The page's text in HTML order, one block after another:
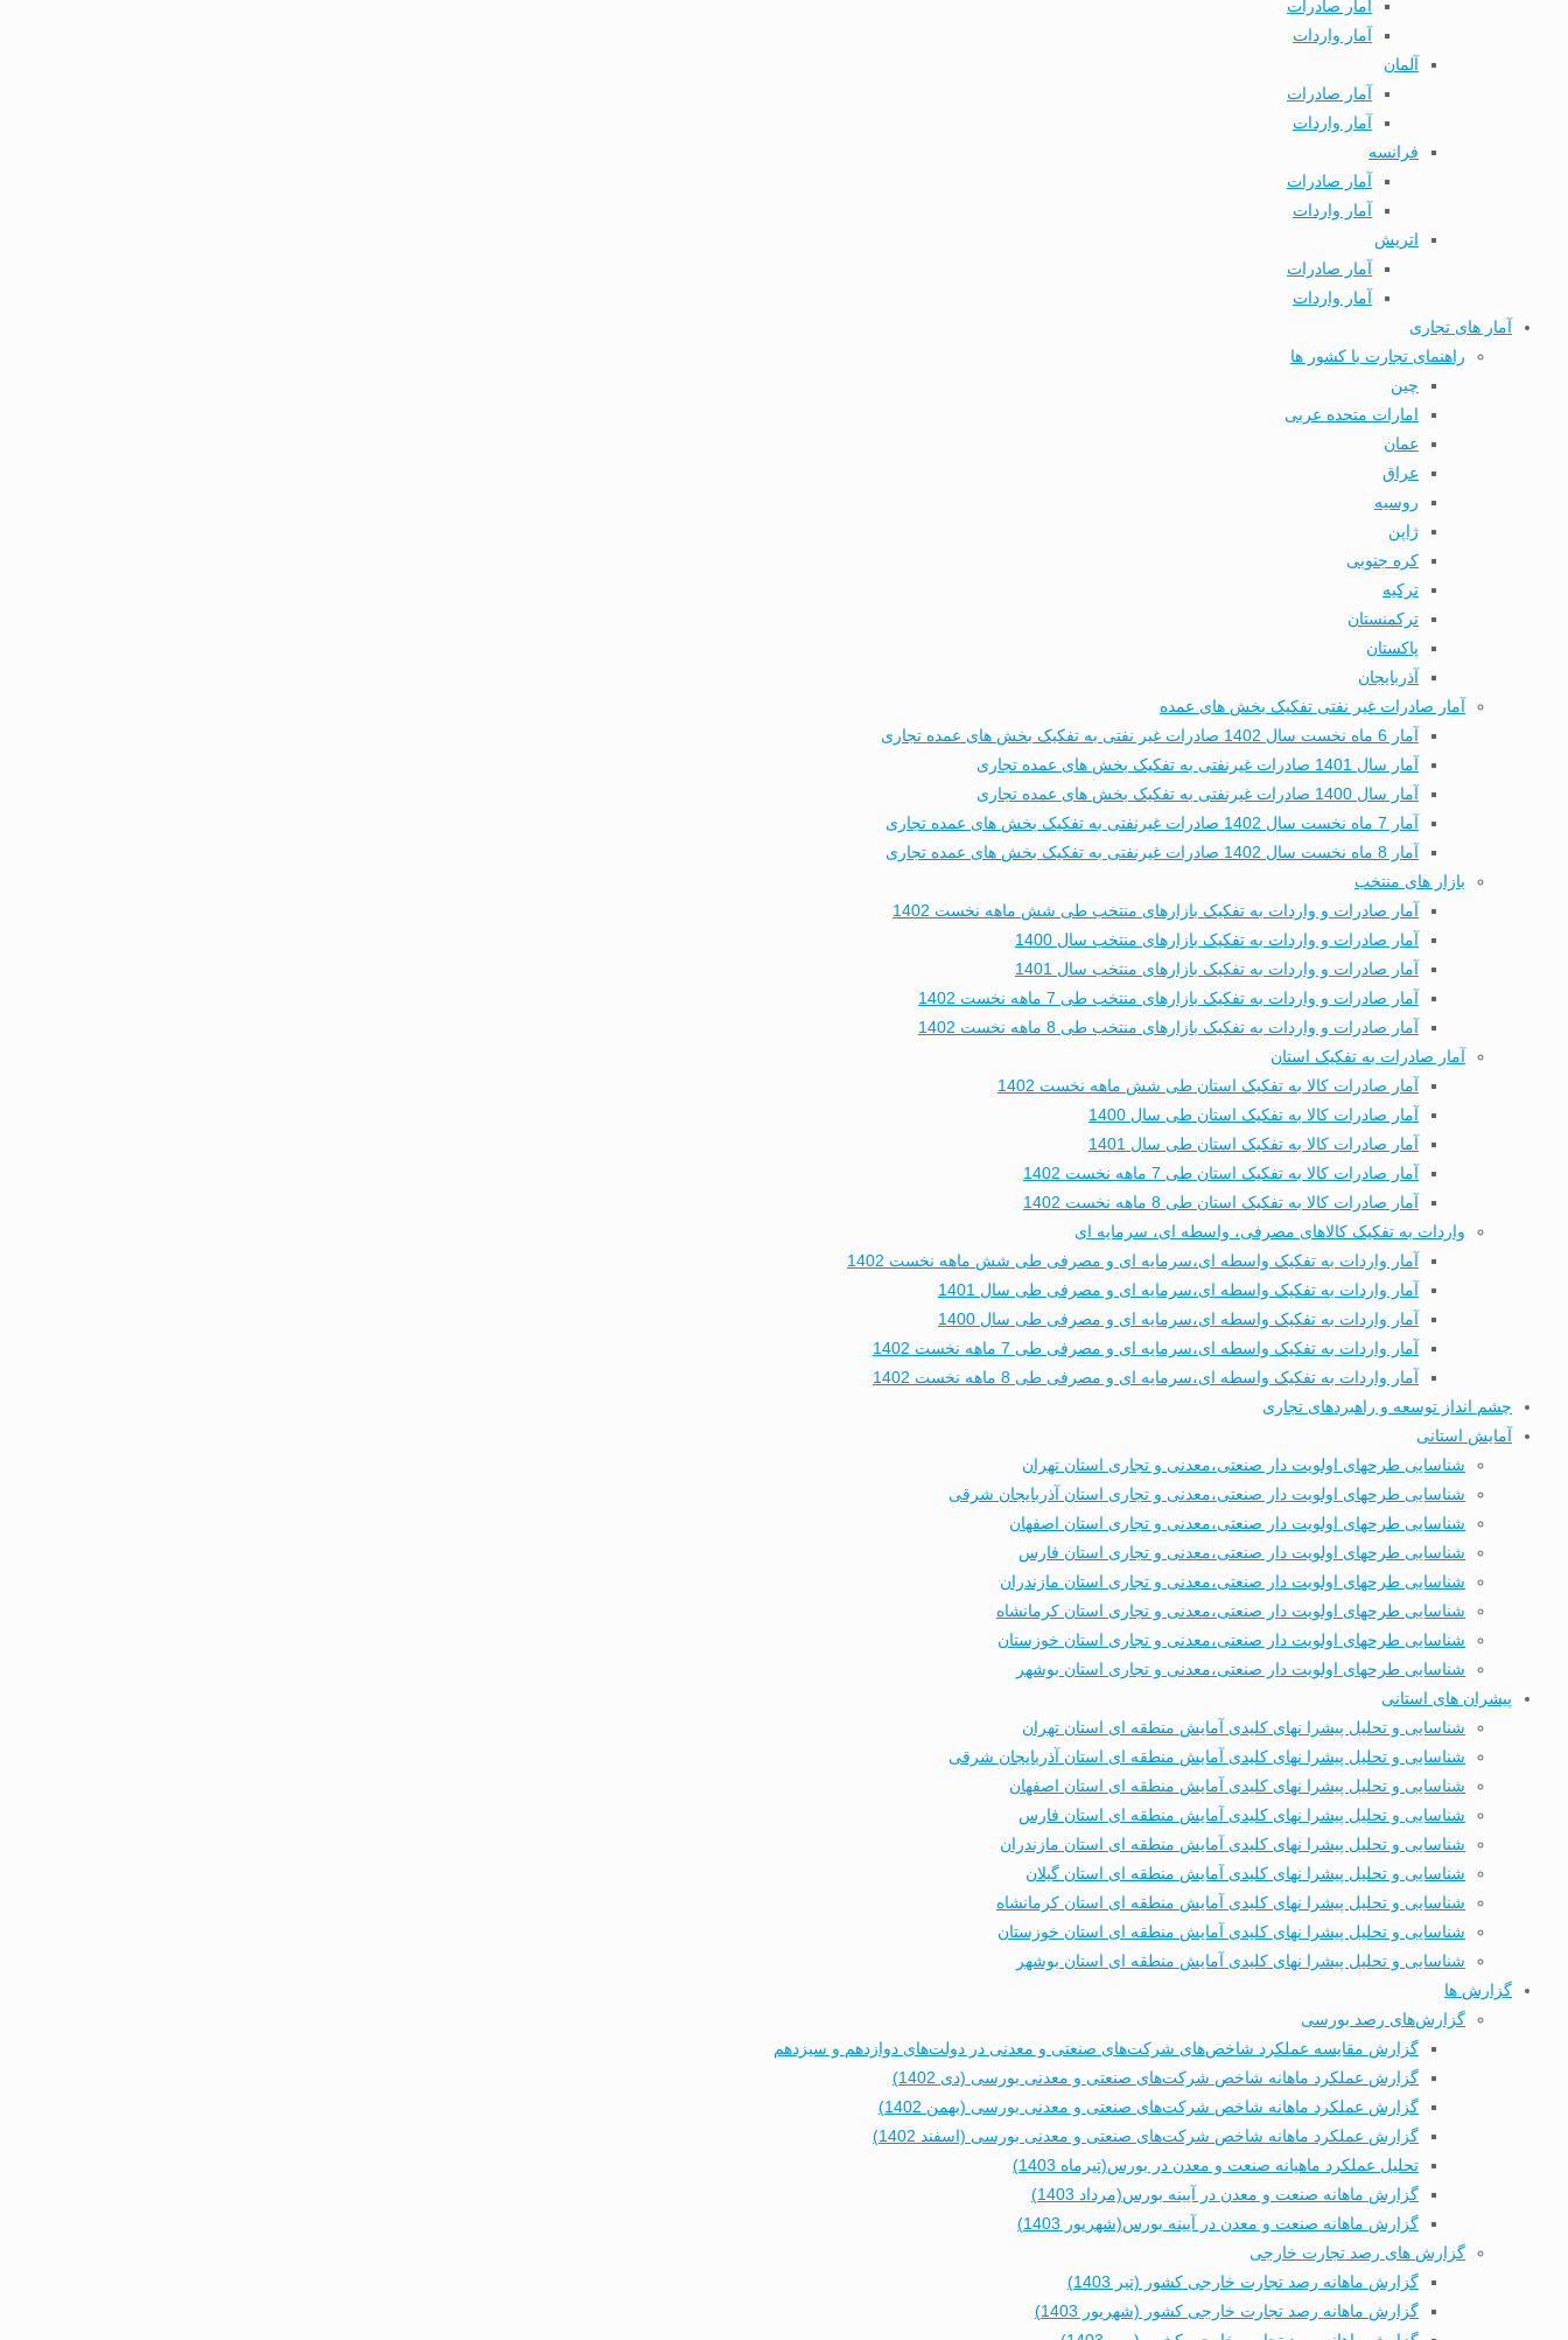
آمار صادرات
آمار واردات
آلمان
آمار صادرات
آمار واردات
فرانسه
آمار صادرات
آمار واردات
اتریش
آمار صادرات
آمار واردات
آمار های تجاری
راهنمای تجارت با کشور ها
چین
امارات متحده عربی
عمان
عراق
روسیه
ژاپن
کره جنوبی
ترکیه
ترکمنستان
پاکستان
آذربایجان
آمار صادرات غیر نفتی تفکیک بخش های عمده
آمار 6 ماه نخست سال 1402 صادرات غیر نفتی به تفکیک بخش های عمده تجاری
آمار سال 1401 صادرات غیرنفتی به تفکیک بخش های عمده تجاری
آمار سال 1400 صادرات غیرنفتی به تفکیک بخش های عمده تجاری
آمار 7 ماه نخست سال 1402 صادرات غیرنفتی به تفکیک بخش های عمده تجاری
آمار 8 ماه نخست سال 1402 صادرات غیرنفتی به تفکیک بخش های عمده تجاری
بازار های منتخب
آمار صادرات و واردات به تفکیک بازارهای منتخب طی شش ماهه نخست 1402
آمار صادرات و واردات به تفکیک بازارهای منتخب سال 1400
آمار صادرات و واردات به تفکیک بازارهای منتخب سال 1401
آمار صادرات و واردات به تفکیک بازارهای منتخب طی 7 ماهه نخست 1402
آمار صادرات و واردات به تفکیک بازارهای منتخب طی 8 ماهه نخست 1402
آمار صادرات به تفکیک استان
آمار صادرات کالا به تفکیک استان طی شش ماهه نخست 1402
آمار صادرات کالا به تفکیک استان طی سال 1400
آمار صادرات کالا به تفکیک استان طی سال 1401
آمار صادرات کالا به تفکیک استان طی 7 ماهه نخست 1402
آمار صادرات کالا به تفکیک استان طی 8 ماهه نخست 1402
واردات به تفکیک کالاهای مصرفی، واسطه ای، سرمایه ای
آمار واردات به تفکیک واسطه ای،سرمایه ای و مصرفی طی شش ماهه نخست 1402
آمار واردات به تفکیک واسطه ای،سرمایه ای و مصرفی طی سال 1401
آمار واردات به تفکیک واسطه ای،سرمایه ای و مصرفی طی سال 1400
آمار واردات به تفکیک واسطه ای،سرمایه ای و مصرفی طی 7 ماهه نخست 1402
آمار واردات به تفکیک واسطه ای،سرمایه ای و مصرفی طی 8 ماهه نخست 1402
چشم انداز توسعه و راهبردهای تجاری
آمایش استانی
شناسایی طرحهای اولویت دار صنعتی،معدنی و تجاری استان تهران
شناسایی طرحهای اولویت دار صنعتی،معدنی و تجاری استان آذربایجان شرقی
شناسایی طرحهای اولویت دار صنعتی،معدنی و تجاری استان اصفهان
شناسایی طرحهای اولویت دار صنعتی،معدنی و تجاری استان فارس
شناسایی طرحهای اولویت دار صنعتی،معدنی و تجاری استان مازندران
شناسایی طرحهای اولویت دار صنعتی،معدنی و تجاری استان کرمانشاه
شناسایی طرحهای اولویت دار صنعتی،معدنی و تجاری استان خوزستان
شناسایی طرحهای اولویت دار صنعتی،معدنی و تجاری استان بوشهر
پیشران های استانی
شناسایی و تحلیل پیشرا نهای کلیدی آمایش منطقه ای استان تهران
شناسایی و تحلیل پیشرا نهای کلیدی آمایش منطقه ای استان آذربایجان شرقی
شناسایی و تحلیل پیشرا نهای کلیدی آمایش منطقه ای استان اصفهان
شناسایی و تحلیل پیشرا نهای کلیدی آمایش منطقه ای استان فارس
شناسایی و تحلیل پیشرا نهای کلیدی آمایش منطقه ای استان مازندران
شناسایی و تحلیل پیشرا نهای کلیدی آمایش منطقه ای استان گیلان
شناسایی و تحلیل پیشرا نهای کلیدی آمایش منطقه ای استان کرمانشاه
شناسایی و تحلیل پیشرا نهای کلیدی آمایش منطقه ای استان خوزستان
شناسایی و تحلیل پیشرا نهای کلیدی آمایش منطقه ای استان بوشهر
گزارش ها
گزارش‌های رصد بورسی
گزارش مقایسه عملکرد شاخص‌های شرکت‌های صنعتی و معدنی در دولت‌های دوازدهم و سیزدهم
گزارش عملکرد ماهانه شاخص شرکت‌های صنعتی و معدنی بورسی (دی 1402)
گزارش عملکرد ماهانه شاخص شرکت‌های صنعتی و معدنی بورسی (بهمن 1402)
گزارش عملکرد ماهانه شاخص شرکت‌های صنعتی و معدنی بورسی (اسفند 1402)
تحلیل عملکرد ماهیانه صنعت و معدن در بورس(تیرماه 1403)
گزارش ماهانه صنعت و معدن در آیینه بورس(مرداد 1403)
گزارش ماهانه صنعت و معدن در آیینه بورس(شهریور 1403)
گزارش های رصد تجارت خارجی
گزارش ماهانه رصد تجارت خارجی کشور (تیر 1403)
گزارش ماهانه رصد تجارت خارجی کشور (شهریور 1403)